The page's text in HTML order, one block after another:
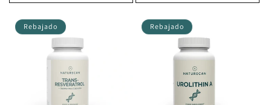
Rebajado Rebajado